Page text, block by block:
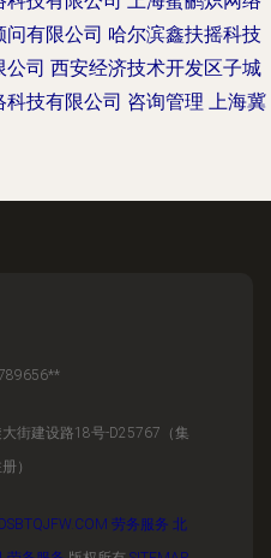
有限公司 哈尔滨鑫扶摇科技
司 西安经济技术开发区子城
技有限公司 咨询管理 上海冀
街建设路18号-D25767（集
）
劳务服务 北